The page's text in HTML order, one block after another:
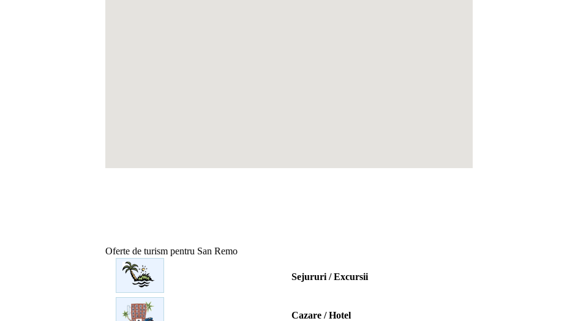
Oferte de turism pentru San Remo
Sejururi / Excursii
Cazare / Hotel